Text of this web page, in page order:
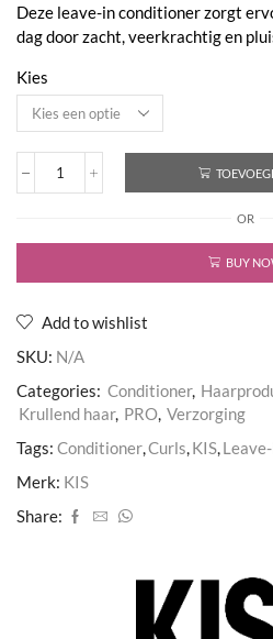
Deze leave-in conditioner zorgt
dag door zacht, veerkrachtig en
Kies
Curls
Conditioner
OR
BUY
Add to wishlist
SKU: N/A
Categories: Conditioner,
Krullend haar, PRO, Verzorging
Tags: Conditioner,Curls,KIS,
Merk: KIS
Share: